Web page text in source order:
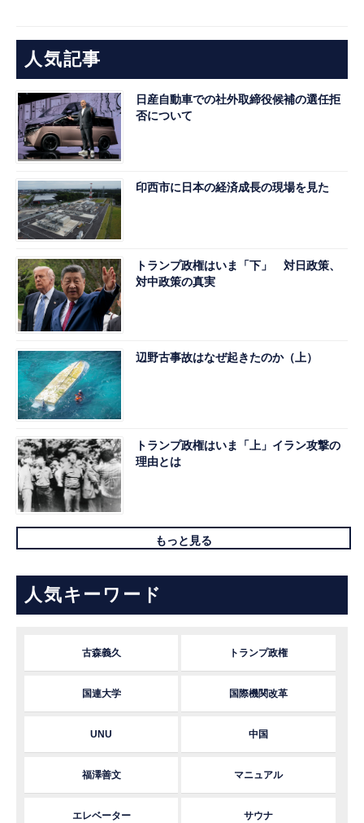
人気記事
日産自動車での社外取締役候補の選任拒
否について
印西市に日本の経済成長の現場を見た
トランプ政権はいま「下」 対日政策、
対中政策の真実
辺野古事故はなぜ起きたのか（上）
トランプ政権はいま「上」イラン攻撃の
理由とは
もっと見る
人気キーワード
古森義久 トランプ政権
国連大学 国際機関改革
UNU 中国
福澤善文 マニュアル
エレベーター サウナ